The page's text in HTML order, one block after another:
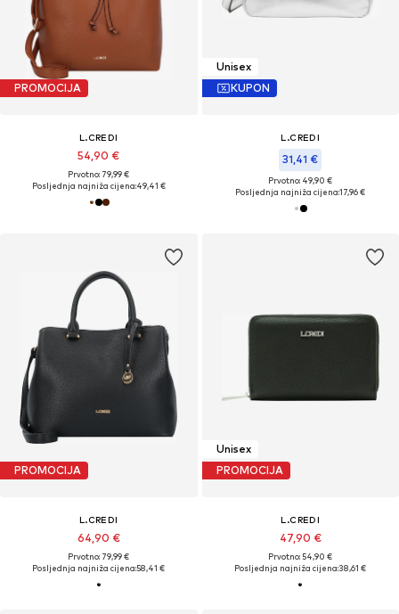
PROMOCIJA
L.CREDI
54,90 €
Prvotno: 79,99 €
Posljednja najniža cijena:49,41 €
Unisex
KUPON
L.CREDI
31,41 €
Prvotno: 49,90 €
Posljednja najniža cijena:17,96 €
PROMOCIJA
L.CREDI
64,90 €
Prvotno: 79,99 €
Posljednja najniža cijena:58,41 €
Unisex
PROMOCIJA
L.CREDI
47,90 €
Prvotno: 54,90 €
Posljednja najniža cijena:38,61 €